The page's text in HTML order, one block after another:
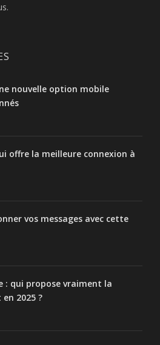
nouvelle option mobile
offre la meilleure connexion à
vos messages avec cette
: qui propose vraiment la
2025 ?